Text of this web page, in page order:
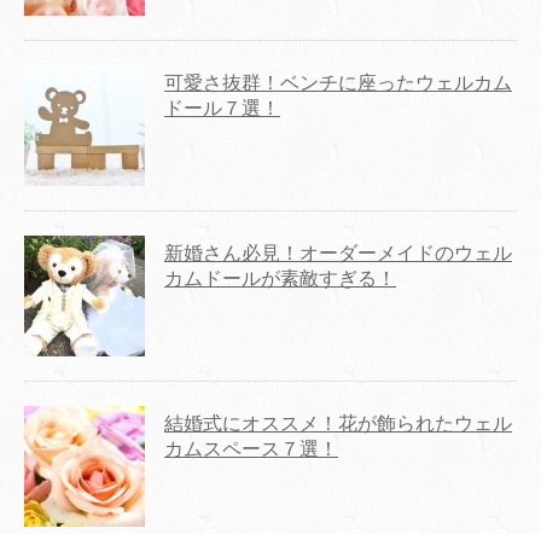
可愛さ抜群！ベンチに座ったウェルカム
ドール７選！
新婚さん必見！オーダーメイドのウェル
カムドールが素敵すぎる！
結婚式にオススメ！花が飾られたウェル
カムスペース７選！